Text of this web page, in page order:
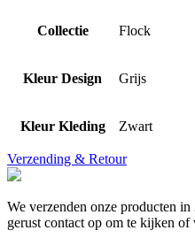
Collectie Flock
Kleur Design Grijs
Kleur Kleding Zwart
Verzending & Retour
We verzenden onze producten
gerust contact op om te kijken